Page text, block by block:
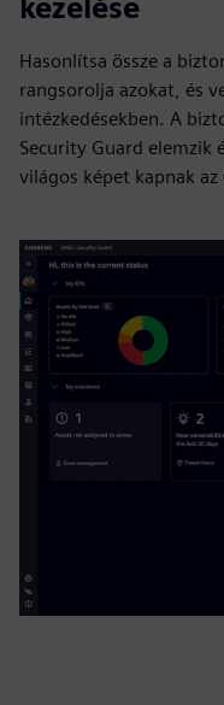
kezelése
Hasonlítsa össze a
rangsorolja azokat, és
intézkedésekben. A
Security Guard elemzik
világos képet kapnak